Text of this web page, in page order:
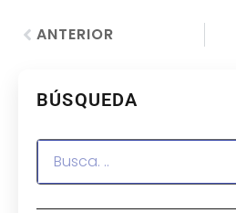
ANTERIOR
BÚSQUEDA